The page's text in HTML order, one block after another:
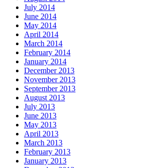
July 2014
June 2014
May 2014
April 2014
March 2014
February 2014
January 2014
December 2013
November 2013
September 2013
August 2013
July 2013
June 2013
May 2013
April 2013
March 2013
February 2013
January 2013